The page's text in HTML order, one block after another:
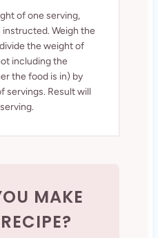
of one serving,
instructed. Weigh the
the weight of
including the
the food is in) by
servings. Result will
MAKE